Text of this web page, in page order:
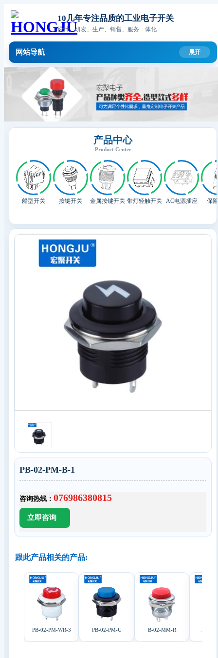
10几年专注品质的工业电子开关
设计、研发、生产、销售、服务一体化
网站导航
产品中心
Product Center
船型开关 按键开关 金属按键开关 带灯轻触开关 AC电源插座 保
PB-02-PM-B-1
咨询热线： 076986380815
跟此产品相关的产品:
PB-02-PM-WR-3 PB-02-PM-U B-02-MM-R PB-